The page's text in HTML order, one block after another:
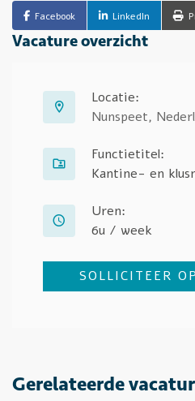
Facebook LinkedIn
Vacature overzicht
Locatie:
Nunspeet,
Functietitel:
Kantine- en
Uren:
6u / week
SOLLICITEER
Gerelateerde